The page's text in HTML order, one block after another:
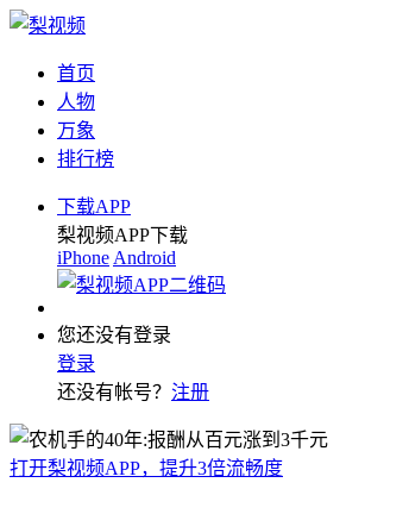
首页
人物
万象
排行榜
下载APP
梨视频APP下载
iPhone Android
您还没有登录
登录
还没有帐号？ 注册
打开梨视频APP，提升3倍流畅度